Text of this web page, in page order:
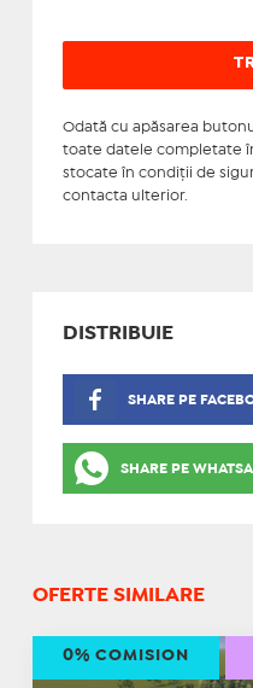
Odată cu apăsarea
toate datele completate
stocate în condiţii de
contacta ulterior.
DISTRIBUIE
SHARE PE
SHARE PE
OFERTE SIMILARE
0% COMISION